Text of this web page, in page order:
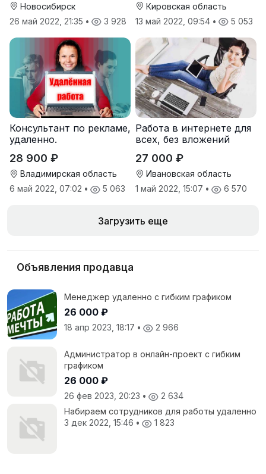
Новосибирск
26 май 2022, 21:35 • 3 928
Кировская область
13 май 2022, 09:54 • 5 053
Консультант по рекламе,
удаленно.
28 900 ₽
Владимирская область
6 май 2022, 07:02 • 5 063
Работа в интернете для
всех, без вложений
27 000 ₽
Ивановская область
1 май 2022, 15:07 • 6 570
Загрузить еще
Объявления продавца
Менеджер удаленно с гибким графиком
26 000 ₽
18 апр 2023, 18:17 • 2 966
Администратор в онлайн-проект с гибким
графиком
26 000 ₽
26 фев 2023, 20:23 •
2 634
Набираем сотрудников для работы удаленно
3 дек 2022, 15:46 • 1 823